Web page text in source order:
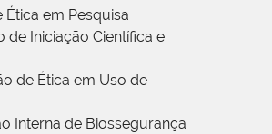
Ética em Pesquisa
de Iniciação Científica e
de Ética em Uso de
Interna de Biossegurança